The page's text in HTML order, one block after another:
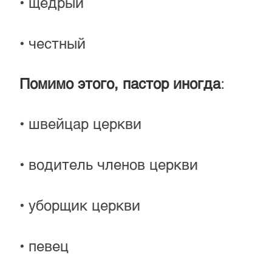
• честный
Помимо этого, пастор иногда:
• швейцар церкви
• водитель членов церкви
• уборщик церкви
• певец